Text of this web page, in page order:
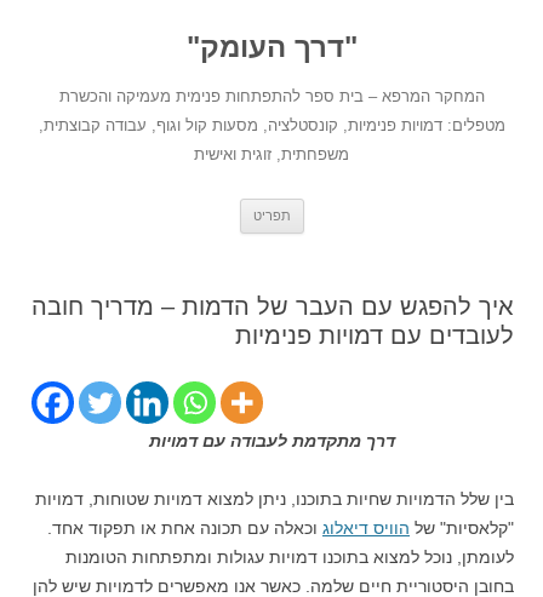
"דרך העומק"
המחקר המרפא – בית ספר להתפתחות פנימית מעמיקה והכשרת
מטפלים: דמויות פנימיות, קונסטלציה, מסעות קול וגוף, עבודה קבוצתית,
משפחתית, זוגית ואישית
תפריט
איך להפגש עם העבר של הדמות – מדריך חובה
לעובדים עם דמויות פנימיות
דרך מתקדמת לעבודה עם דמויות
בין שלל הדמויות שחיות בתוכנו, ניתן למצוא דמויות שטוחות, דמויות
"קלאסיות" של הוויס דיאלוג וכאלה עם תכונה אחת או תפקוד אחד.
לעומתן, נוכל למצוא בתוכנו דמויות עגולות ומתפתחות הטומנות
בחובן היסטוריית חיים שלמה. כאשר אנו מאפשרים לדמויות שיש להן